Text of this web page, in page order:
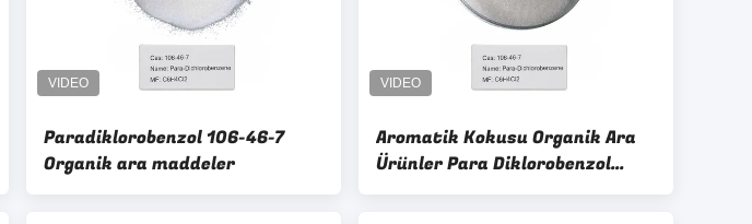
Paradiklorobenzol 106-46-7
Organik ara maddeler
Aromatik Kokusu Organik Ara
Ürünler Para Diklorobenzol
Paradiklorobenzol